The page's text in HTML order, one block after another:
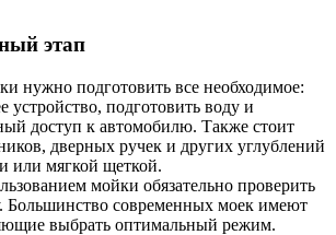
этап
нужно подготовить все необходимое:
устройство, подготовить воду и
доступ к автомобилю. Также стоит
дверных ручек и других углублений
или мягкой щеткой.
мойки обязательно проверить
Большинство современных моек имеют
выбрать оптимальный режим.